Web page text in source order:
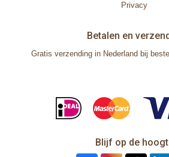
Privacy
Betalen en
Gratis verzending in Nederland bij
Blijf op de